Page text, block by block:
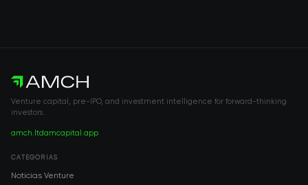
Venture capital, pre-IPO, and investment intelligence for forward-thinking
investors.
amch.ltdamcapital.app
CATEGORÍAS
Noticias Venture